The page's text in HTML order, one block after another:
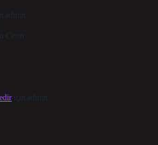
admin
Cesur
için admin